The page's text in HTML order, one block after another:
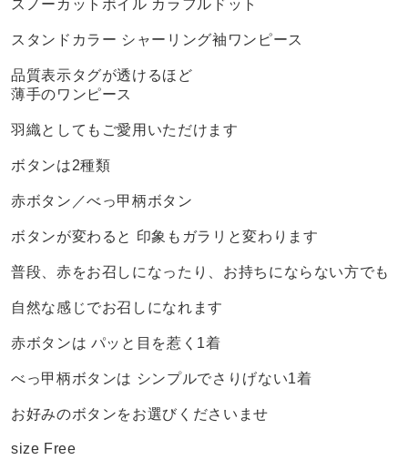
スノーカットボイル カラフルドット
スタンドカラー シャーリング袖ワンピース
品質表示タグが透けるほど
薄手のワンピース
羽織としてもご愛用いただけます
ボタンは2種類
赤ボタン／べっ甲柄ボタン
ボタンが変わると 印象もガラリと変わります
普段、赤をお召しになったり、お持ちにならない方でも
自然な感じでお召しになれます
赤ボタンは パッと目を惹く1着
べっ甲柄ボタンは シンプルでさりげない1着
お好みのボタンをお選びくださいませ
size Free